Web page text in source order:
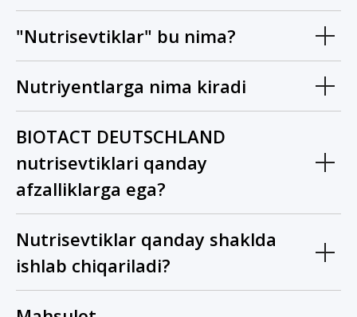
"Nutrisevtiklar" bu nima?
Nutriyentlarga nima kiradi
BIOTACT DEUTSCHLAND
nutrisevtiklari qanday
afzalliklarga ega?
Nutrisevtiklar qanday shaklda
ishlab chiqariladi?